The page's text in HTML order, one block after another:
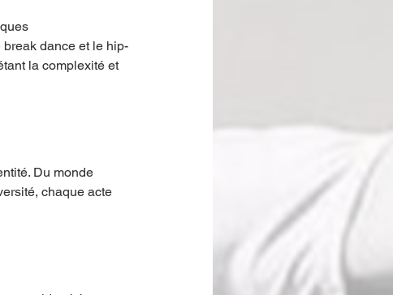
dance et le hip-
la complexité et
Du monde
chaque acte